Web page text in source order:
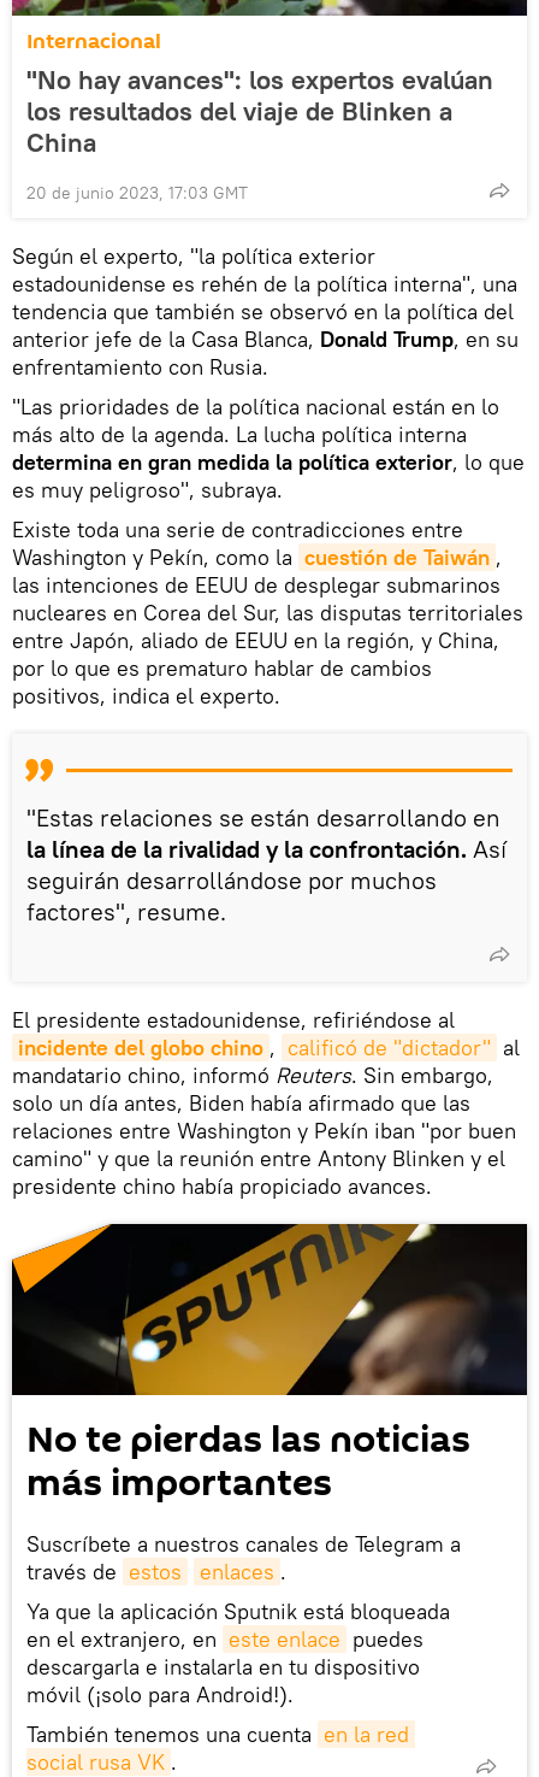
Internacional
"No hay avances": los expertos evalúan
los resultados del viaje de Blinken a
China
20 de junio 2023, 17:03 GMT
Según el experto, "la política exterior
estadounidense es rehén de la política interna", una
tendencia que también se observó en la política del
anterior jefe de la Casa Blanca, Donald Trump, en su
enfrentamiento con Rusia.
"Las prioridades de la política nacional están en lo
más alto de la agenda. La lucha política interna
determina en gran medida la política exterior, lo que
es muy peligroso", subraya.
Existe toda una serie de contradicciones entre
Washington y Pekín, como la cuestión de Taiwán ,
las intenciones de EEUU de desplegar submarinos
nucleares en Corea del Sur, las disputas territoriales
entre Japón, aliado de EEUU en la región, y China,
por lo que es prematuro hablar de cambios
positivos, indica el experto.
"Estas relaciones se están desarrollando en
la línea de la rivalidad y la confrontación. Así
seguirán desarrollándose por muchos
factores", resume.
El presidente estadounidense, refiriéndose al
incidente del globo chino , calificó de "dictador" al
mandatario chino, informó Reuters. Sin embargo,
solo un día antes, Biden había afirmado que las
relaciones entre Washington y Pekín iban "por buen
camino" y que la reunión entre Antony Blinken y el
presidente chino había propiciado avances.
No te pierdas las noticias
más importantes
Suscríbete a nuestros canales de Telegram a
través de estos enlaces .
Ya que la aplicación Sputnik está bloqueada
en el extranjero, en este enlace puedes
descargarla e instalarla en tu dispositivo
móvil (¡solo para Android!).
También tenemos una cuenta en la red
social rusa VK .